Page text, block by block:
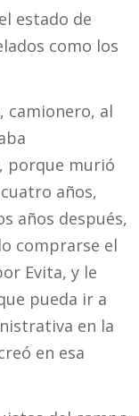
estado de
como los
camionero, al
porque murió
años,
años después,
comprarse el
Evita, y le
pueda ir a
en la
en esa